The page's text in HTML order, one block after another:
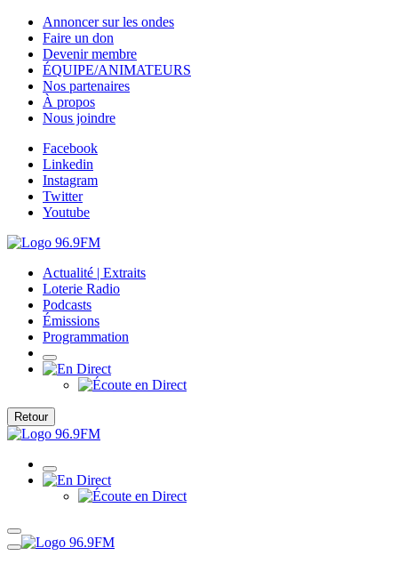
Annoncer sur les ondes
Faire un don
Devenir membre
ÉQUIPE/ANIMATEURS
Nos partenaires
À propos
Nous joindre
Facebook
Linkedin
Instagram
Twitter
Youtube
Actualité | Extraits
Loterie Radio
Podcasts
Émissions
Programmation
Retour